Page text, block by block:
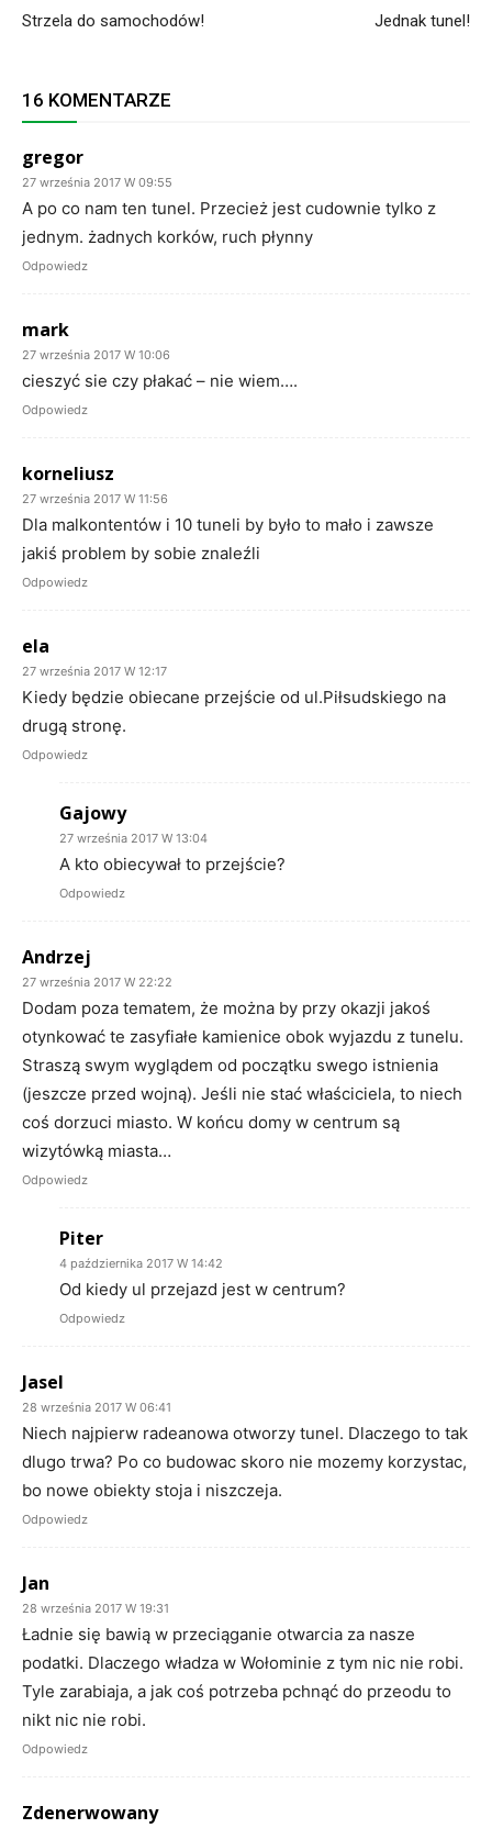
Strzela do samochodów! Jednak tunel!
16 KOMENTARZE
gregor
27 września 2017 W 09:55
A po co nam ten tunel. Przecież jest cudownie tylko z
jednym. żadnych korków, ruch płynny
Odpowiedz
mark
27 września 2017 W 10:06
cieszyć sie czy płakać – nie wiem….
Odpowiedz
korneliusz
27 września 2017 W 11:56
Dla malkontentów i 10 tuneli by było to mało i zawsze
jakiś problem by sobie znaleźli
Odpowiedz
ela
27 września 2017 W 12:17
Kiedy będzie obiecane przejście od ul.Piłsudskiego na
drugą stronę.
Odpowiedz
Gajowy
27 września 2017 W 13:04
A kto obiecywał to przejście?
Odpowiedz
Andrzej
27 września 2017 W 22:22
Dodam poza tematem, że można by przy okazji jakoś
otynkować te zasyfiałe kamienice obok wyjazdu z tunelu.
Straszą swym wyglądem od początku swego istnienia
(jeszcze przed wojną). Jeśli nie stać właściciela, to niech
coś dorzuci miasto. W końcu domy w centrum są
wizytówką miasta…
Odpowiedz
Piter
4 października 2017 W 14:42
Od kiedy ul przejazd jest w centrum?
Odpowiedz
Jasel
28 września 2017 W 06:41
Niech najpierw radeanowa otworzy tunel. Dlaczego to tak
dlugo trwa? Po co budowac skoro nie mozemy korzystac,
bo nowe obiekty stoja i niszczeja.
Odpowiedz
Jan
28 września 2017 W 19:31
Ładnie się bawią w przeciąganie otwarcia za nasze
podatki. Dlaczego władza w Wołominie z tym nic nie robi.
Tyle zarabiaja, a jak coś potrzeba pchnąć do przeodu to
nikt nic nie robi.
Odpowiedz
Zdenerwowany